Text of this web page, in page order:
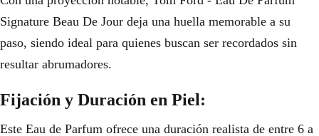
Signature Beau De Jour deja una huella memorable a su
paso, siendo ideal para quienes buscan ser recordados sin
resultar abrumadores.
Fijación y Duración en Piel:
Este Eau de Parfum ofrece una duración realista de entre 6 a